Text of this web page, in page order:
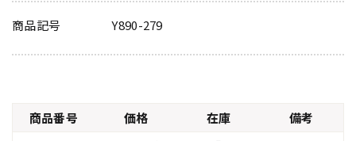
商品記号 Y890-279
商品番号 価格 在庫
備考